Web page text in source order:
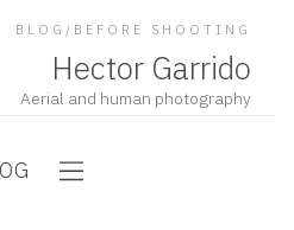
BLOG/BEFORE SHOOTING
Hector Garrido
Aerial and human photography